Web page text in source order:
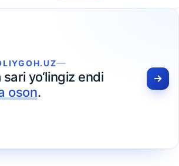
sari yo‘lingiz endi
oson.